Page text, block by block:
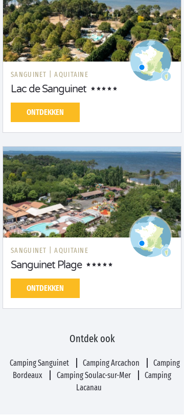
SANGUINET | AQUITAINE
Lac de Sanguinet
ONTDEKKEN
SANGUINET | AQUITAINE
Sanguinet Plage
ONTDEKKEN
Ontdek ook
Camping Sanguinet Camping Arcachon
Camping
Bordeaux
Camping Soulac-sur-Mer
Camping
Lacanau